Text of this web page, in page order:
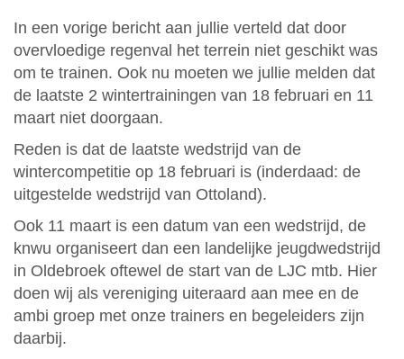
In een vorige bericht aan jullie verteld dat door
overvloedige regenval het terrein niet geschikt was
om te trainen. Ook nu moeten we jullie melden dat
de laatste 2 wintertrainingen van 18 februari en 11
maart niet doorgaan.
Reden is dat de laatste wedstrijd van de
wintercompetitie op 18 februari is (inderdaad: de
uitgestelde wedstrijd van Ottoland).
Ook 11 maart is een datum van een wedstrijd, de
knwu organiseert dan een landelijke jeugdwedstrijd
in Oldebroek oftewel de start van de LJC mtb. Hier
doen wij als vereniging uiteraard aan mee en de
ambi groep met onze trainers en begeleiders zijn
daarbij.